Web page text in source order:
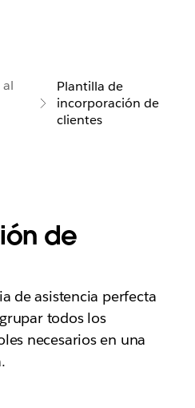
Plantilla de
incorporación de
clientes
de
de asistencia perfecta
todos los
necesarios en una